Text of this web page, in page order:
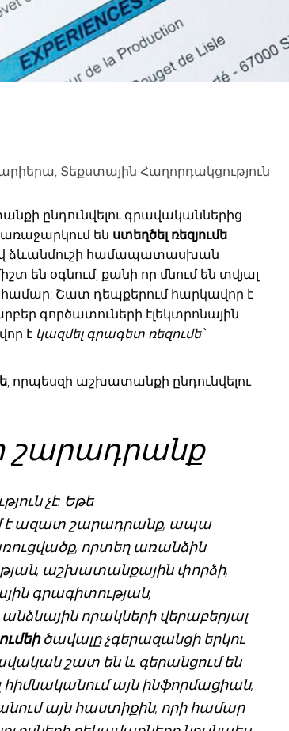
, Տեքստային Հաղորդակցություն
ընդունվելու գրավականներից
են ստեղծել ռեզյումե
ձևանմուշի համապատասխան
են օգնում, քանի որ մնում են տվյալ
համար: Շատ դեպքերում հարկավոր է
գործատուների էլեկտրոնային
է կազմել գրագետ ռեզումե՝
, որպեսզի աշխատանքի ընդունվելու
շարադրանք
չէ: Եթե
է ազատ շարադրանք, ապա
որտեղ առանձին
աշխատանքային փորձի,
գրագիտության,
որակների վերաբերյալ
ծավալը չգերազանցի երկու
շատ են և գերանցում են
հիմնականում այն ինֆորմացիան,
այն հաստիքին, որի համար